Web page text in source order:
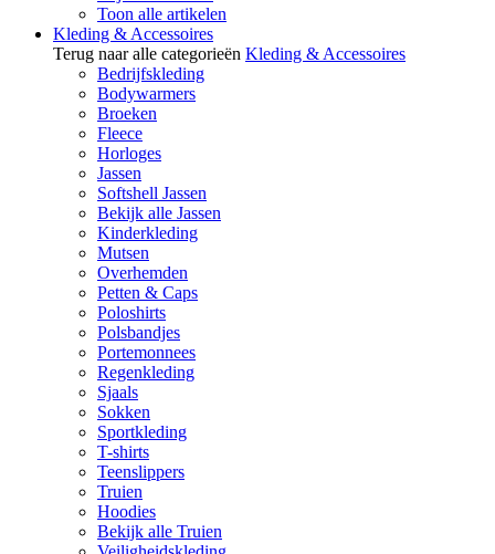
Toon alle artikelen
Kleding & Accessoires
Terug naar alle categorieën Kleding & Accessoires
Bedrijfskleding
Bodywarmers
Broeken
Fleece
Horloges
Jassen
Softshell Jassen
Bekijk alle Jassen
Kinderkleding
Mutsen
Overhemden
Petten & Caps
Poloshirts
Polsbandjes
Portemonnees
Regenkleding
Sjaals
Sokken
Sportkleding
T-shirts
Teenslippers
Truien
Hoodies
Bekijk alle Truien